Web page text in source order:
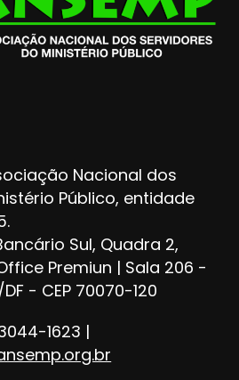
Nacional dos
Público, entidade
Sul, Quadra 2,
Premiun | Sala 206 -
- CEP 70070-120
1623 |